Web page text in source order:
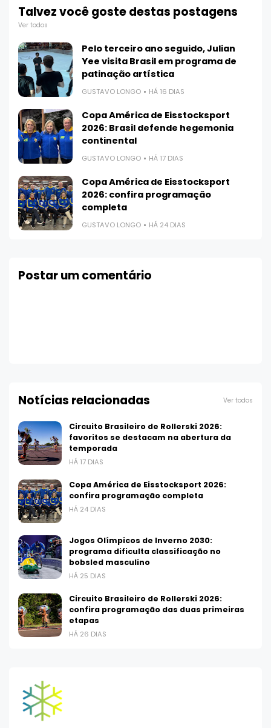
Talvez você goste destas postagens
Ver todos
Pelo terceiro ano seguido, Julian
Yee visita Brasil em programa de
patinação artística
GUSTAVO LONGO HÁ 16 DIAS
Copa América de Eisstocksport
2026: Brasil defende hegemonia
continental
GUSTAVO LONGO HÁ 17 DIAS
Copa América de Eisstocksport
2026: confira programação
completa
GUSTAVO LONGO HÁ 24 DIAS
Postar um comentário
Notícias relacionadas Ver todos
Circuito Brasileiro de Rollerski 2026:
favoritos se destacam na abertura da
temporada
HÁ 17 DIAS
Copa América de Eisstocksport 2026:
confira programação completa
HÁ 24 DIAS
Jogos Olímpicos de Inverno 2030:
programa dificulta classificação no
bobsled masculino
HÁ 25 DIAS
Circuito Brasileiro de Rollerski 2026:
confira programação das duas primeiras
etapas
HÁ 26 DIAS